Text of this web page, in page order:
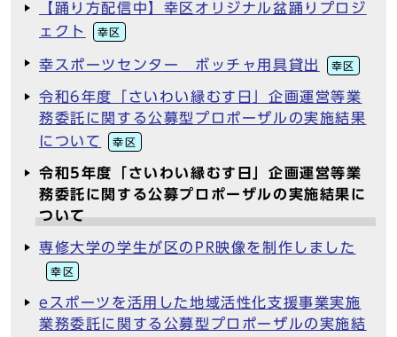
【踊り方配信中】幸区オリジナル盆踊りプロジ
ェクト
幸区
幸スポーツセンター ボッチャ用具貸出 幸区
令和6年度「さいわい縁むす日」企画運営等業
務委託に関する公募型プロポーザルの実施結果
について
幸区
令和5年度「さいわい縁むす日」企画運営等業
務委託に関する公募プロポーザルの実施結果に
ついて
専修大学の学生が区のPR映像を制作しました
幸区
eスポーツを活用した地域活性化支援事業実施
業務委託に関する公募型プロポーザルの実施結